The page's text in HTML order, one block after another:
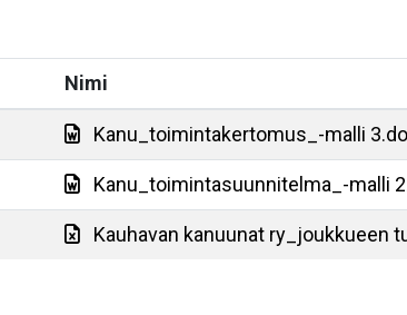
Nimi
Kanu_toimintakertomus_-malli
Kanu_toimintasuunnitelma_-malli
Kauhavan kanuunat ry_joukkueen